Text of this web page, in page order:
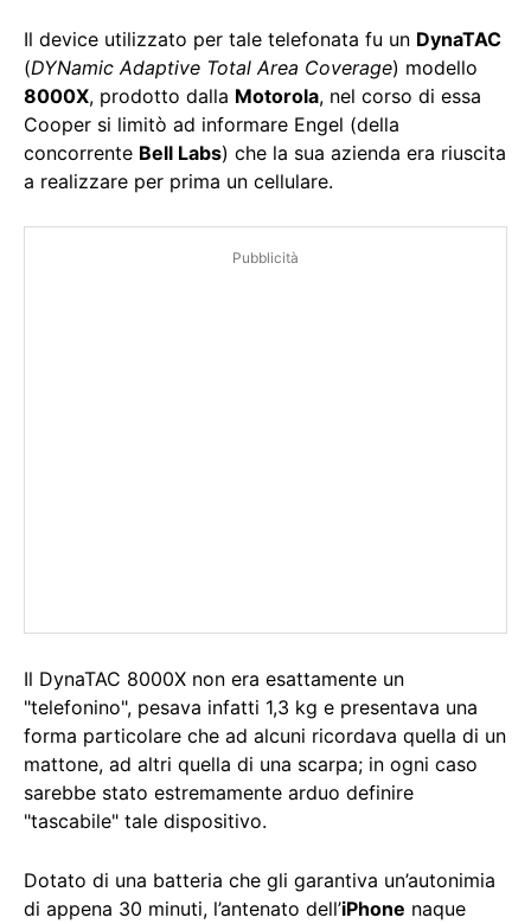
Il device utilizzato per tale telefonata fu un DynaTAC
(DYNamic Adaptive Total Area Coverage) modello
8000X, prodotto dalla Motorola, nel corso di essa
Cooper si limitò ad informare Engel (della
concorrente Bell Labs) che la sua azienda era riuscita
a realizzare per prima un cellulare.
Pubblicità
Il DynaTAC 8000X non era esattamente un
"telefonino", pesava infatti 1,3 kg e presentava una
forma particolare che ad alcuni ricordava quella di un
mattone, ad altri quella di una scarpa; in ogni caso
sarebbe stato estremamente arduo definire
"tascabile" tale dispositivo.
Dotato di una batteria che gli garantiva un’autonimia
di appena 30 minuti, l’antenato dell’iPhone naque